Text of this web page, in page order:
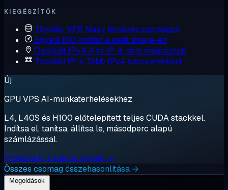
KIEGÉSZÍTŐK
Tárolási VPS Nagy lemezes csomagok
Egyedi ISO Indítsd a saját image-ed
Dedikált IPv4 A te IP-d, nem megosztott
További IP-k Több IPv4 szerverenként
Új
GPU VPS AI-munkaterhelésekhez
L4, L40S és H100 előtelepített teljes CUDA stackkel.
Indítsa el, tanítsa, állítsa le, másodperc alapú
számlázással.
Próbálja ki 1 órán át ingyen →
Összes csomag összehasonlítása →